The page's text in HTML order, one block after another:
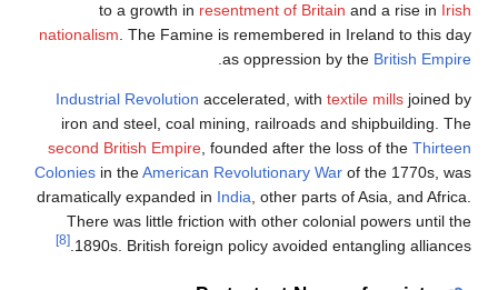
to a growth in resentment of Britain and a rise in Irish
nationalism. The Famine is remembered in Ireland to this day
as oppression by the British Empire
.
Industrial Revolution accelerated, with textile mills joined by
iron and steel, coal mining, railroads and shipbuilding. The
second British Empire, founded after the loss of the Thirteen
Colonies in theAmerican Revolutionary War of the 1770s, was
dramatically expanded in India, other parts of Asia, and Africa.
There was little friction with other colonial powers until the
1890s. British foreign policy avoided entangling alliances.
[8]